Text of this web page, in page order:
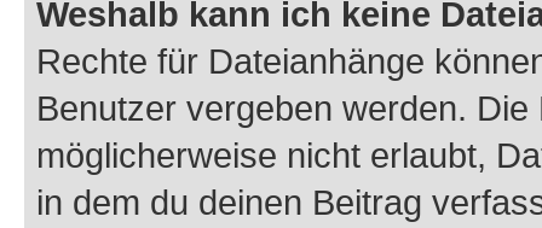
Weshalb kann ich keine
Rechte für Dateianhänge
Benutzer vergeben werden.
möglicherweise nicht erlaubt,
in dem du deinen Beitrag